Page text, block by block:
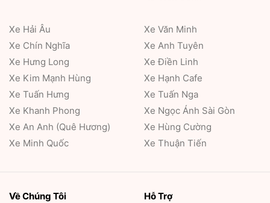
Xe Hải Âu
Xe Chín Nghĩa
Xe Hưng Long
Xe Kim Mạnh Hùng
Xe Tuấn Hưng
Xe Khanh Phong
Xe An Anh (Quê Hương)
Xe Minh Quốc
Xe Văn Minh
Xe Anh Tuyên
Xe Điền Linh
Xe Hạnh Cafe
Xe Tuấn Nga
Xe Ngọc Ánh Sài Gòn
Xe Hùng Cường
Xe Thuận Tiến
Về Chúng Tôi
Hỗ Trợ